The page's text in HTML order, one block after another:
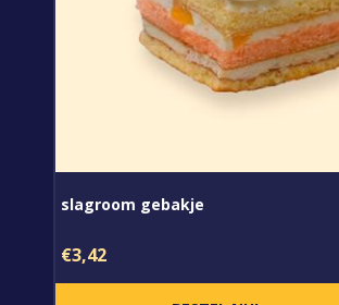
slagroom gebakje
€3,42